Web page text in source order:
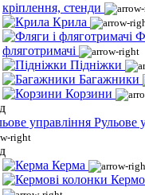
кріплення, стенди
Крила
фляготримачі
Підніжки
Багажники
Корзини
Рульове
Керма